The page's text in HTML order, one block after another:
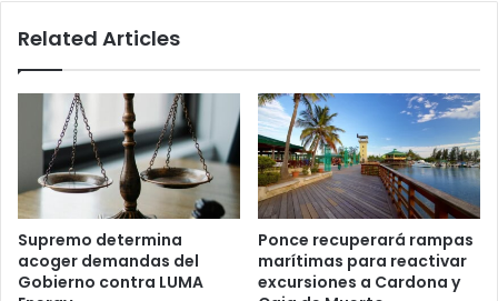
madrugada
Related Articles
Supremo determina
acoger demandas del
Gobierno contra LUMA
Ponce recuperará rampas
marítimas para reactivar
excursiones a Cardona y